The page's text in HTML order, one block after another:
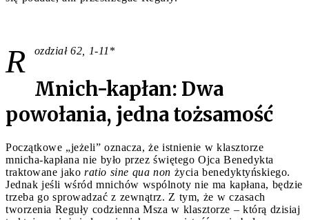
R ozdział 62, 1-11 *
Mnich-kapłan: Dwa
powołania, jedna tożsamość
Początkowe „jeżeli” oznacza, że istnienie w klasztorze
mnicha-kapłana nie było przez świętego Ojca Benedykta
traktowane jako ratio sine qua non życia benedyktyńskiego.
Jednak jeśli wśród mnichów wspólnoty nie ma kapłana, będzie
trzeba go sprowadzać z zewnątrz. Z tym, że w czasach
tworzenia Reguły codzienna Msza w klasztorze – którą dzisiaj